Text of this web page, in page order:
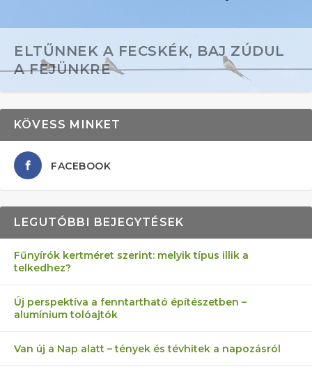
ELTŰNNEK A FECSKÉK, BAJ ZÚDUL
A FEJÜNKRE
AZ ÖNELLÁTÁS 13 PONTJA
KEZDŐKNEK
6 LEGJOBB NÖVÉNY SZOMSZÉD
ELLEN
FÉLREÉRTETT KERTÉSZKEDÉS:
TÉRKŐ ÉS MURVA
AKI ELDOBÁLJA A CIGICSIKKEKET,
AZ EGY KÖ…
MÁRPEDIG A TŰZIJÁTÉK NEM MENŐ!
KÖVESS MINKET
FACEBOOK
LEGUTÓBBI BEJEGYTÉSEK
Fűnyírók kertméret szerint: melyik típus illik a
telkedhez?
Új perspektíva a fenntartható építészetben –
alumínium tolóajtók
Van új a Nap alatt – tények és tévhitek a napozásról